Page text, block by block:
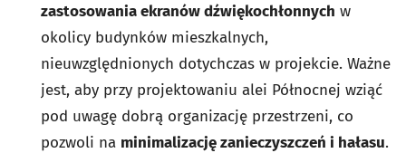
zastosowania ekranów dźwiękochłonnych w
okolicy budynków mieszkalnych,
nieuwzględnionych dotychczas w projekcie. Ważne
jest, aby przy projektowaniu alei Północnej wziąć
pod uwagę dobrą organizację przestrzeni, co
pozwoli na minimalizację zanieczyszczeń i hałasu.